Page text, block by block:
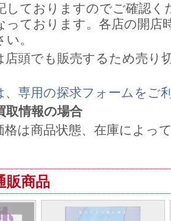
しておりますのでご確認く
っております。各店の開店
。
店頭でも販売するため売り
、専用の探求フォームをご
取情報の場合
格は商品状態、在庫によっ
販商品